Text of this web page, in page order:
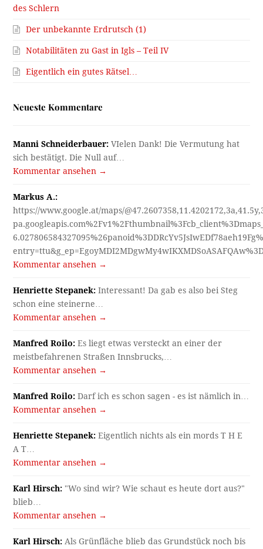
des Schlern
Der unbekannte Erdrutsch (1)
Notabilitäten zu Gast in Igls – Teil IV
Eigentlich ein gutes Rätsel…
Neueste Kommentare
Manni Schneiderbauer: VIelen Dank! Die Vermutung hat
sich bestätigt. Die Null auf…
Kommentar ansehen →
Markus A.:
https://www.google.at/maps/
Kommentar ansehen →
Henriette Stepanek: Interessant! Da gab es also bei Steg
schon eine steinerne…
Kommentar ansehen →
Manfred Roilo: Es liegt etwas versteckt an einer der
meistbefahrenen Straßen Innsbrucks,…
Kommentar ansehen →
Manfred Roilo: Darf ich es schon sagen - es ist nämlich in…
Kommentar ansehen →
Henriette Stepanek: Eigentlich nichts als ein mords T H E
A T…
Kommentar ansehen →
Karl Hirsch: "Wo sind wir? Wie schaut es heute dort aus?"
blieb…
Kommentar ansehen →
Karl Hirsch: Als Grünfläche blieb das Grundstück noch bis